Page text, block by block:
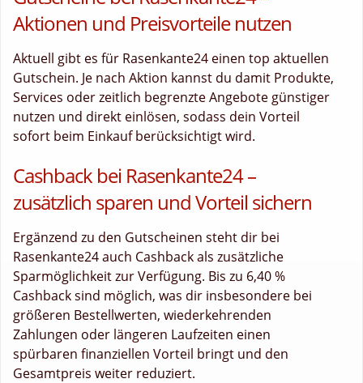
Aktionen und Preisvorteile nutzen
Aktuell gibt es für Rasenkante24 einen top aktuellen
Gutschein. Je nach Aktion kannst du damit Produkte,
Services oder zeitlich begrenzte Angebote günstiger
nutzen und direkt einlösen, sodass dein Vorteil
sofort beim Einkauf berücksichtigt wird.
Cashback bei Rasenkante24 –
zusätzlich sparen und Vorteil sichern
Ergänzend zu den Gutscheinen steht dir bei
Rasenkante24 auch Cashback als zusätzliche
Sparmöglichkeit zur Verfügung. Bis zu 6,40 %
Cashback sind möglich, was dir insbesondere bei
größeren Bestellwerten, wiederkehrenden
Zahlungen oder längeren Laufzeiten einen
spürbaren finanziellen Vorteil bringt und den
Gesamtpreis weiter reduziert.